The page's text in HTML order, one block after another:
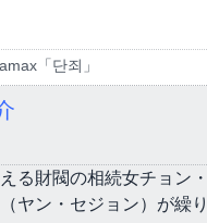
「단죄」
る財閥の相続女チョン
ヤン・セジョン）が繰